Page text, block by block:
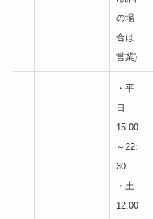
の場
合は
営業)
・平
日
15:00
～22:
30
・土
12:00